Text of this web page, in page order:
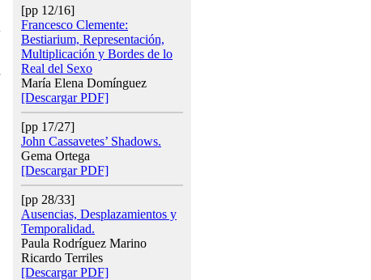
[pp 12/16]
Francesco Clemente:
Bestiarium, Representación,
Multiplicación y Bordes de lo
Real del Sexo
María Elena Domínguez
[Descargar PDF]
[pp 17/27]
John Cassavetes’ Shadows.
Gema Ortega
[Descargar PDF]
[pp 28/33]
Ausencias, Desplazamientos y
Temporalidad.
Paula Rodríguez Marino
Ricardo Terriles
[Descargar PDF]